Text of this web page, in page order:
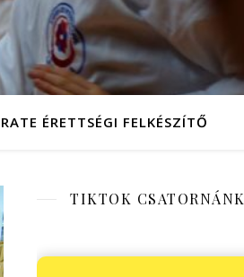
ÉRETTSÉGI FELKÉSZÍTŐ
TIKTOK CSATORNÁNK